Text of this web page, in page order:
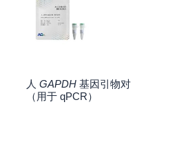
人 GAPDH基因引物对
（用于 qPCR）